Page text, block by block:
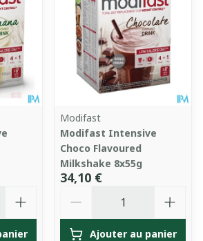
Modifast
Modifast Intensive
Choco Flavoured
Milkshake 8x55g
34,10 €
Ajouter au panier